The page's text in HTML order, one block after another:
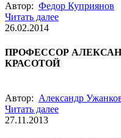
Автор: Федор Куприянов
Читать далее
26.02.2014
ПРОФЕССОР
КРАСОТОЙ
Автор: Александр
Читать далее
27.11.2013